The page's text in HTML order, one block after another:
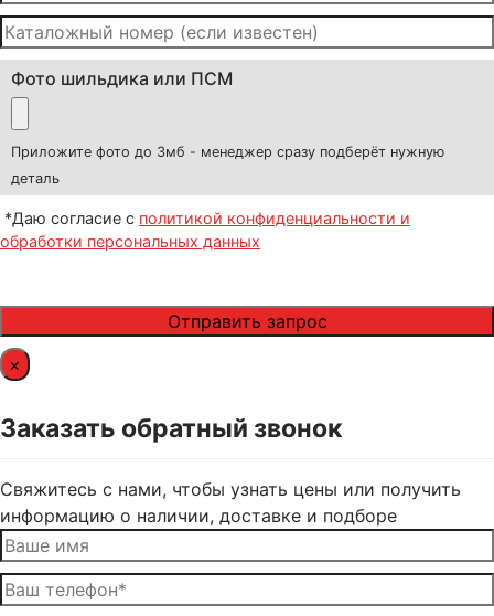
Фото шильдика или ПСМ
Приложите фото до 3мб - менеджер сразу подберёт нужную
деталь
*Даю согласие с политикой конфиденциальности и
обработки персональных данных
×
Заказать обратный звонок
Свяжитесь с нами, чтобы узнать цены или получить
информацию о наличии, доставке и подборе